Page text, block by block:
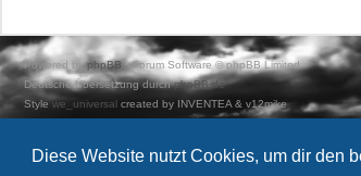
Diese Website nutzt Cookies, um dir den
Powered byphpBB® Forum Software © phpBB Limited
Deutsche Übersetzung durchphpBB.de
Stylewe_universal created by INVENTEA & v12mike